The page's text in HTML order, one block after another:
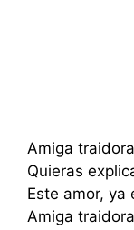
Amiga
Quieras
Este amor, ya
Amiga